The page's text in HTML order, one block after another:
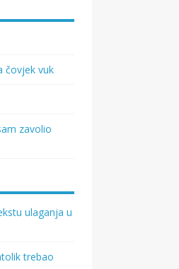
čovjek vuk
zavolio
ulaganja u
trebao